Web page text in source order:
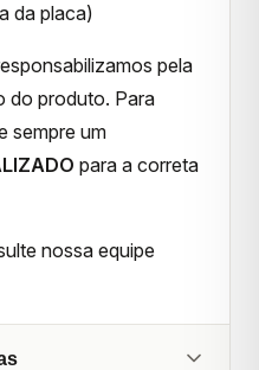
da placa)
pela
do produto. Para
sempre um
para a correta
nossa equipe